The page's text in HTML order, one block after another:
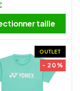
taille
OUTLET
- 20%